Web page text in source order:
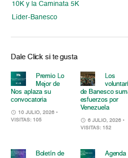
10K y la Caminata 5K
Líder-Banesco
Dale Click si te gusta
Premio Lo
Mejor de
Nos aplaza su
convocatoria
10 JULIO, 2026 •
VISITAS: 105
Los
de Banesco
esfuerzos por
Venezuela
6 JULIO, 2026 •
VISITAS: 152
Boletín de
Agenda